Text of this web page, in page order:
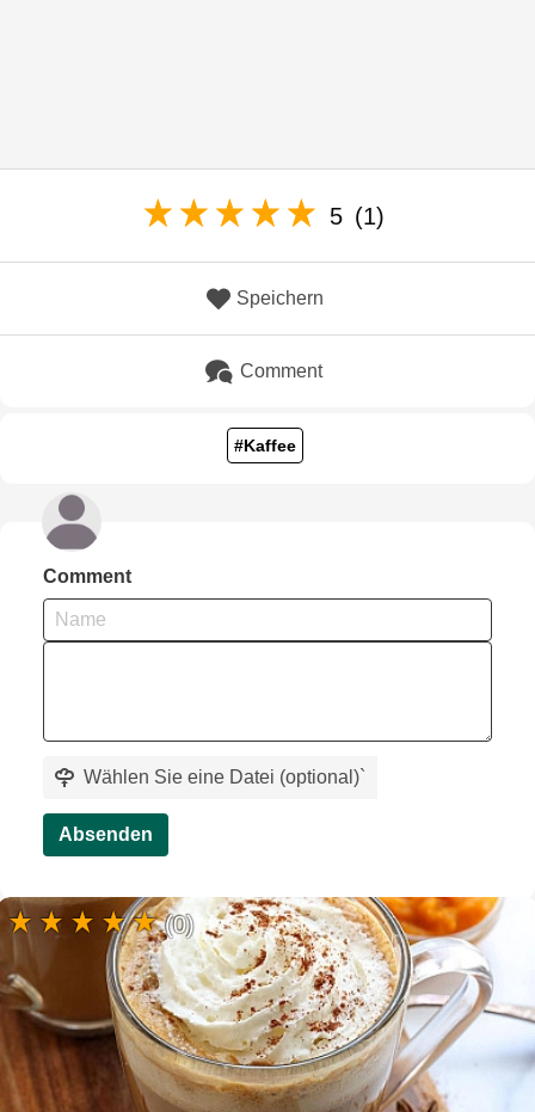
5 (1)
Speichern
Comment
#Kaffee
Comment
Wählen Sie eine Datei (optional)`
Absenden
(0)